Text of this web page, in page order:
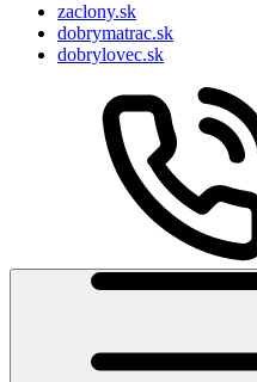
zaclony.sk
dobrymatrac.sk
dobrylovec.sk